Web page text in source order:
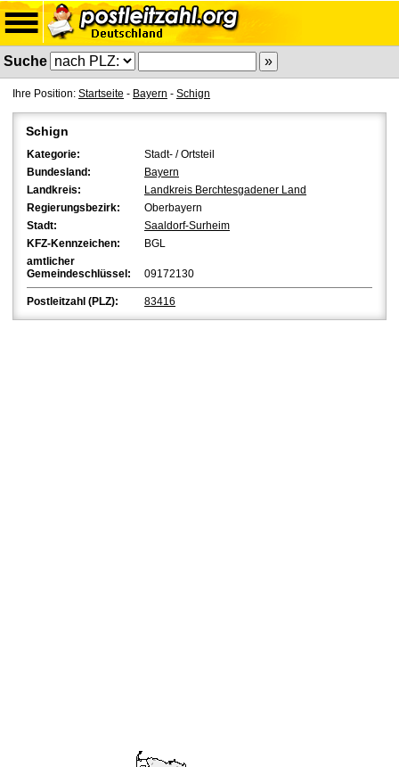
Suche
Ihre Position: Startseite - Bayern - Schign
Schign
Kategorie:
Stadt- / Ortsteil
Bundesland:
Bayern
Landkreis:
Landkreis Berchtesgadener Land
Regierungsbezirk:
Oberbayern
Stadt:
Saaldorf-Surheim
KFZ-Kennzeichen:
BGL
amtlicher
Gemeindeschlüssel:
09172130
Postleitzahl (PLZ): 83416